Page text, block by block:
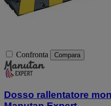
Confronta Compara
Dosso rallentatore